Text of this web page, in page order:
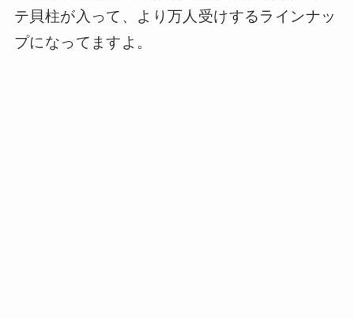
テ貝柱が入って、より万人受けするラインナッ
プになってますよ。